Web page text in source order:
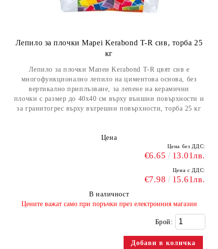
Лепило за плочки Mapei Kerabond T-R сив, торба 25
кг
Лепило за плочки Мапеи Kerabond T-R цвят сив е
многофункционално лепило на циментова основа, без
вертикално приплъзване, за лепене на керамични
плочки с размер до 40х40 см върху външни повърхности и
за гранитогрес върху вътрешни повърхности, торба 25 кг
Цена
Цена без ДДС:
€6.65 13.01лв.
Цена с ДДС:
€7.98 15.61лв.
В наличност
​Цените важат само при поръчки през електронния магазин
Брой: